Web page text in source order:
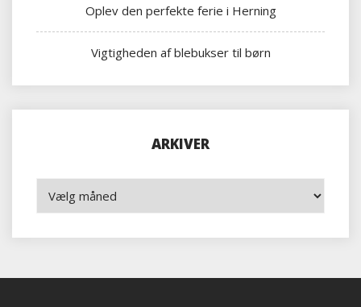
Oplev den perfekte ferie i Herning
Vigtigheden af blebukser til børn
ARKIVER